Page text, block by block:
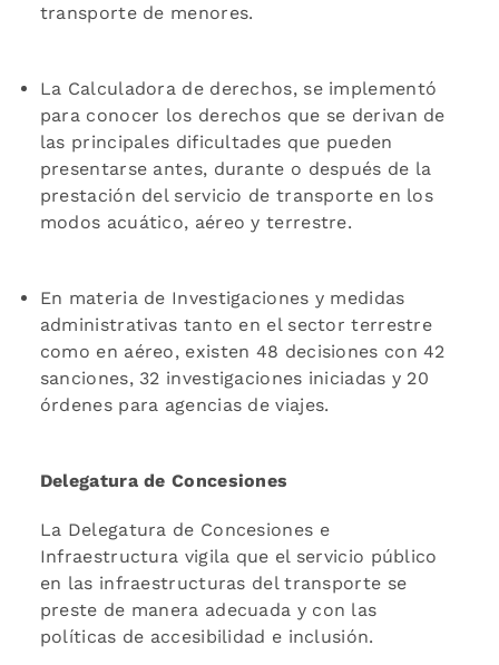
transporte de menores.
La Calculadora de derechos, se implementó
para conocer los derechos que se derivan de
las principales dificultades que pueden
presentarse antes, durante o después de la
prestación del servicio de transporte en los
modos acuático, aéreo y terrestre.
En materia de Investigaciones y medidas
administrativas tanto en el sector terrestre
como en aéreo, existen 48 decisiones con 42
sanciones, 32 investigaciones iniciadas y 20
órdenes para agencias de viajes.
Delegatura de Concesiones
La Delegatura de Concesiones e
Infraestructura vigila que el servicio público
en las infraestructuras del transporte se
preste de manera adecuada y con las
políticas de accesibilidad e inclusión.